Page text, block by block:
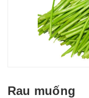
Rau muống